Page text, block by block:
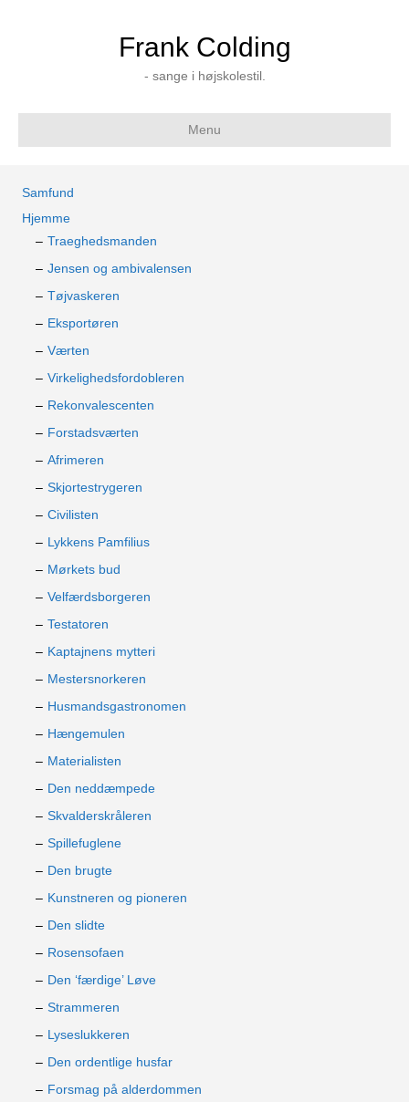
Frank Colding
- sange i højskolestil.
Menu
Samfund
Hjemme
Traeghedsmanden
Jensen og ambivalensen
Tøjvaskeren
Eksportøren
Værten
Virkelighedsfordobleren
Rekonvalescenten
Forstadsværten
Afrimeren
Skjortestrygeren
Civilisten
Lykkens Pamfilius
Mørkets bud
Velfærdsborgeren
Testatoren
Kaptajnens mytteri
Mestersnorkeren
Husmandsgastronomen
Hængemulen
Materialisten
Den neddæmpede
Skvalderskråleren
Spillefuglene
Den brugte
Kunstneren og pioneren
Den slidte
Rosensofaen
Den ‘færdige’ Løve
Strammeren
Lyseslukkeren
Den ordentlige husfar
Forsmag på alderdommen